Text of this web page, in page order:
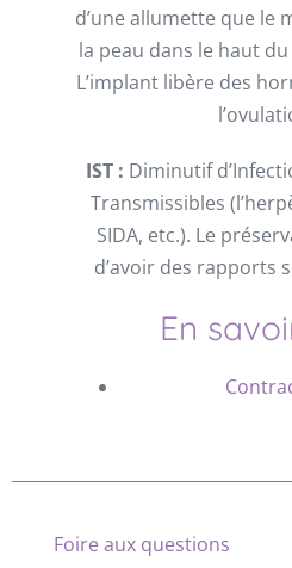
d’une allumette que le
la peau dans le haut
L’implant libère des
IST : Diminutif
Transmissibles
SIDA, etc.). Le
d’avoir des rapports
En
Foire aux questions